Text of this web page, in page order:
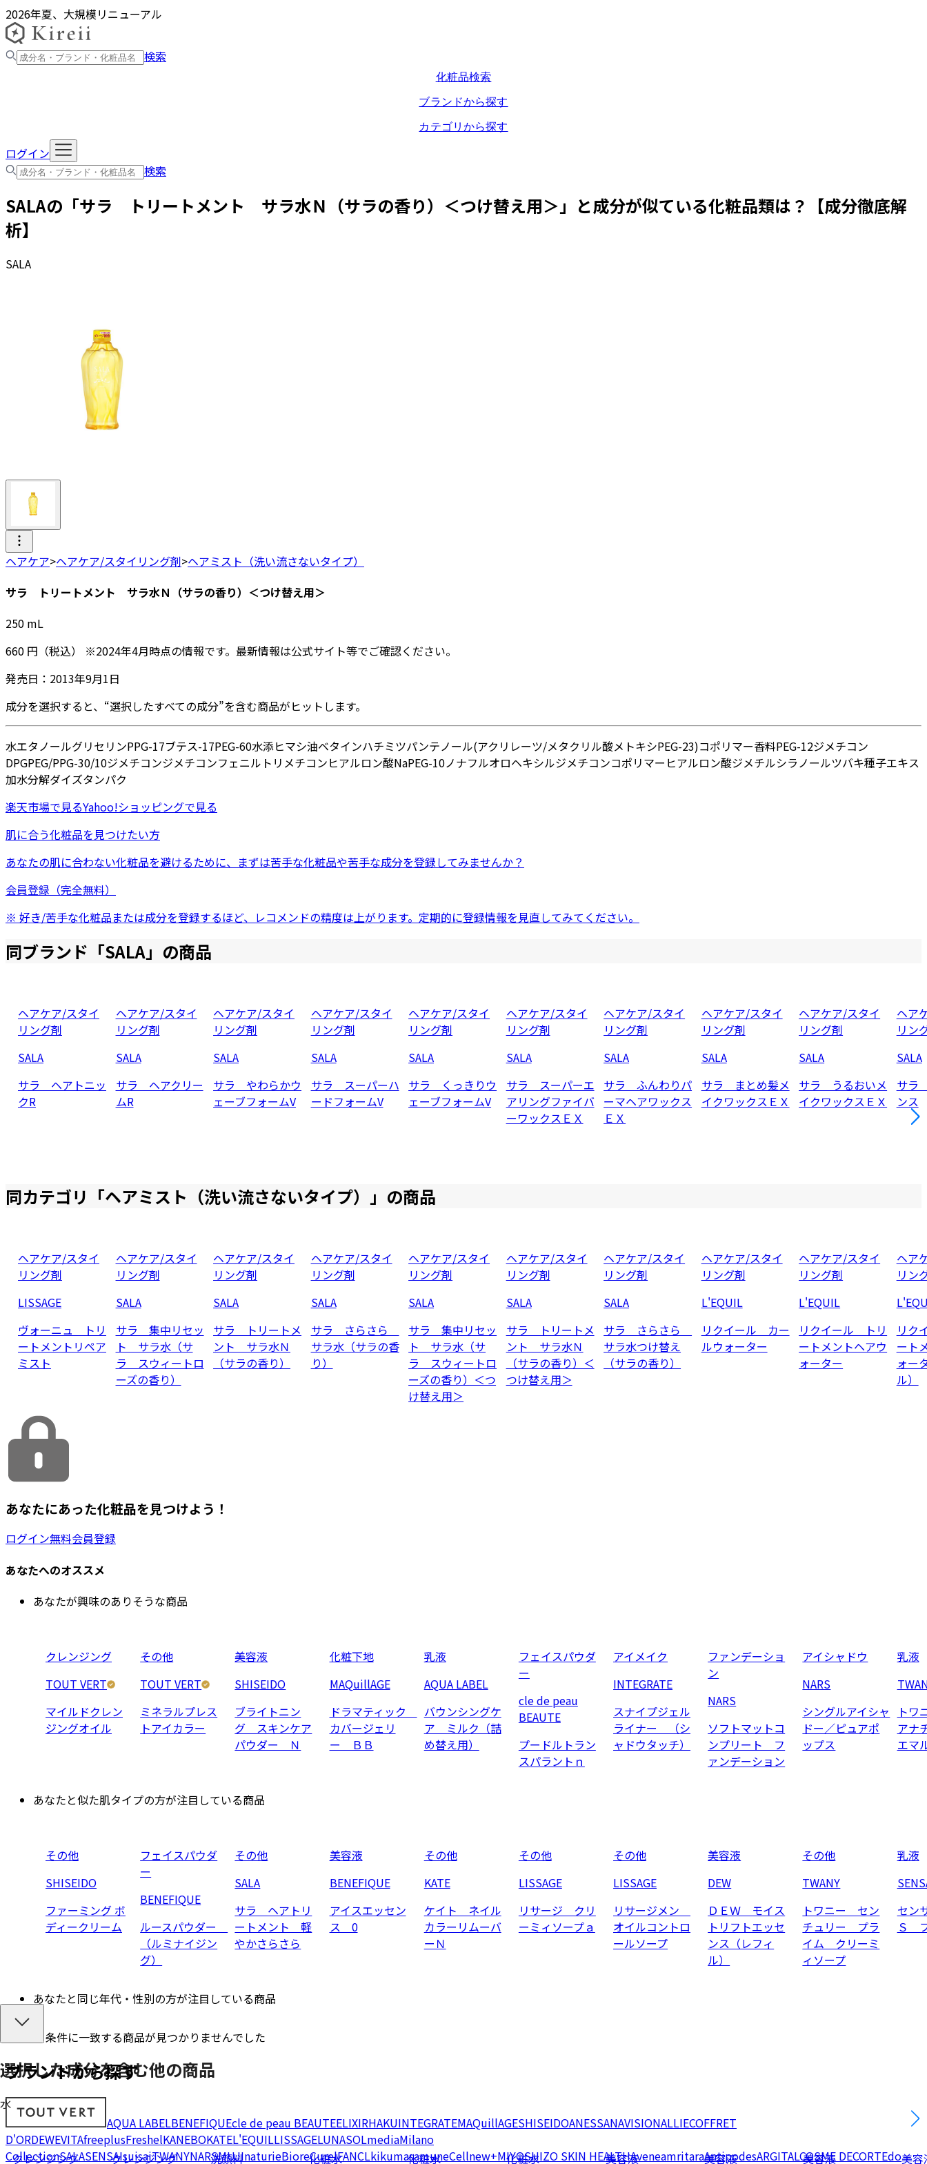
2026年夏、大規模リニューアル
検索
化粧品検索
ブランドから探す
カテゴリから探す
ログイン
検索
SALAの「サラ トリートメント サラ水Ｎ（サラの香り）＜つけ替え用＞ 」と成分が似ている化粧品類は？【成分徹底解
析】
SALA
ヘアケア>ヘアケア/スタイリング剤>ヘアミスト（洗い流さないタイプ）
サラ トリートメント サラ水Ｎ（サラの香り）＜つけ替え用＞
250 mL
660 円 （税込） ※2024年4月時点の情報です。最新情報は公式サイト等でご確認ください。
発売日： 2013年9月1日
成分を選択すると、“選択したすべての成分”を含む商品がヒットします。
水エタノールグリセリンPPG-17ブテス-17PEG-60水添ヒマシ油ベタインハチミツパンテノール(アクリレーツ/メタクリル酸メトキシPEG-23)コポリマー香料PEG-12ジメチコン
DPGPEG/PPG-30/10ジメチコンジメチコンフェニルトリメチコンヒアルロン酸NaPEG-10ノナフルオロヘキシルジメチコンコポリマー ヒアルロン酸ジメチルシラノールツバキ種子エキス
加水分解ダイズタンパク
楽天市場で見るYahoo!ショッピングで見る
肌に合う化粧品を見つけたい方
あなたの肌に合わない化粧品を避けるために、まずは苦手な化粧品や苦手な成分を登録してみませんか？
会員登録（完全無料）
※ 好き/苦手な化粧品または成分を登録するほど、レコメンドの精度は上がります。定期的に登録情報を見直してみてください。
同ブランド「SALA」の商品
ヘアケア/スタイ
リング剤
SALA
サラ ヘアトニッ
クR
ヘアケア/スタイ
リング剤
SALA
サラ ヘアクリー
ムR
ヘアケア/スタイ
リング剤
SALA
サラ やわらかウ
ェーブフォームV
ヘアケア/スタイ
リング剤
SALA
サラ スーパーハ
ードフォームV
ヘアケア/スタイ
リング剤
SALA
サラ くっきりウ
ェーブフォームV
ヘアケア/スタイ
リング剤
SALA
サラ スーパーエ
アリングファイバ
ーワックスＥＸ
ヘアケア/スタイ
リング剤
SALA
サラ ふんわりパ
ーマヘアワックス
ＥＸ
ヘアケア/スタイ
リング剤
SALA
サラ まとめ髪メ
イクワックスＥＸ
ヘアケア/スタイ
リング剤
SALA
サラ うるおいメ
イクワックスＥＸ
ヘア
リン
SALA
サラ
ンス
同カテゴリ「ヘアミスト（洗い流さないタイプ） 」の商品
ヘアケア/スタイ
リング剤
LISSAGE
ヴォーニュ トリ
ートメントリペア
ミスト
ヘアケア/スタイ
リング剤
SALA
サラ 集中リセッ
ト サラ水（サ
ラ スウィートロ
ーズの香り）
ヘアケア/スタイ
リング剤
SALA
サラ トリートメ
ント サラ水Ｎ
（サラの香り）
ヘアケア/スタイ
リング剤
SALA
サラ さらさら
サラ水（サラの香
り）
ヘアケア/スタイ
リング剤
SALA
サラ 集中リセッ
ト サラ水（サ
ラ スウィートロ
ーズの香り）＜つ
け替え用＞
ヘアケア/スタイ
リング剤
SALA
サラ トリートメ
ント サラ水Ｎ
（サラの香り）＜
つけ替え用＞
ヘアケア/スタイ
リング剤
SALA
サラ さらさら
サラ水つけ替え
（サラの香り）
ヘアケア/スタイ
リング剤
L'EQUIL
リクイール カー
ルウォーター
ヘアケア/スタイ
リング剤
L'EQUIL
リクイール トリ
ートメントヘアウ
ォーター
ヘア
リン
リク
ート
ォー
ル）
選択した成分を含む他の商品
水
クレンジング クレンジング 洗顔料 化粧水 化粧水 化粧水 美容液 美容液 美容液 美容
あなたにあった化粧品を見つけよう！
ログイン無料会員登録
あなたへのオススメ
あなたが興味のありそうな商品
クレンジング
TOUT VERT
マイルドクレン
ジングオイル
その他
TOUT VERT
ミネラルプレス
トアイカラー
美容液
SHISEIDO
ブライトニン
グ スキンケア
パウダー Ｎ
化粧下地
MAQuillAGE
ドラマティック
カバージェリ
ー ＢＢ
乳液
AQUA LABEL
バウンシングケ
ア ミルク（詰
め替え用）
フェイスパウダ
ー
cle de peau
BEAUTE
プードルトラン
スパラントｎ
アイメイク
INTEGRATE
スナイプジェル
ライナー （シ
ャドウタッチ）
ファンデーショ
ン
NARS
ソフトマットコ
ンプリート フ
ァンデーション
アイシャドウ
NARS
シングルアイシャ
ドー／ピュアポ
ップス
乳液
ト
アナ
エマ
あなたと似た肌タイプの方が注目している商品
その他
SHISEIDO
ファーミング ボ
ディークリーム
フェイスパウダ
ー
BENEFIQUE
ルースパウダー
（ルミナイジン
グ）
その他
SALA
サラ ヘアトリ
ートメント 軽
やかさらさら
美容液
BENEFIQUE
アイスエッセン
ス 0
その他
KATE
ケイト ネイル
カラーリムーバ
ーＮ
その他
LISSAGE
リサージ クリ
ーミィソープａ
その他
LISSAGE
リサージメン
オイルコントロ
ールソープ
美容液
DEW
ＤＥＷ モイス
トリフトエッセ
ンス（レフィ
ル）
その他
TWANY
トワニー セン
チュリー プラ
イム クリーミ
ィソープ
乳液
セン
Ｓ
あなたと同じ年代・性別の方が注目している商品
条件に一致する商品が見つかりませんでした
ブランドから探す
AQUA LABELBENEFIQUEcle de peau BEAUTEELIXIRHAKUINTEGRATEMAQuillAGESHISEIDOANESSANAVISIONALLIECOFFRET
D'ORDEWEVITAfreeplusFreshelKANEBOKATEL'EQUILLISSAGELUNASOLmediaMilano
CollectionSALASENSAIsuisaiTWANYNARSMUJInaturieBioreCurelFANCLkikumasamuneCellnew+MIYOSHIZO SKIN HEALTHAveneamritaraAntipodesARGITALCOSME DECORTEdo